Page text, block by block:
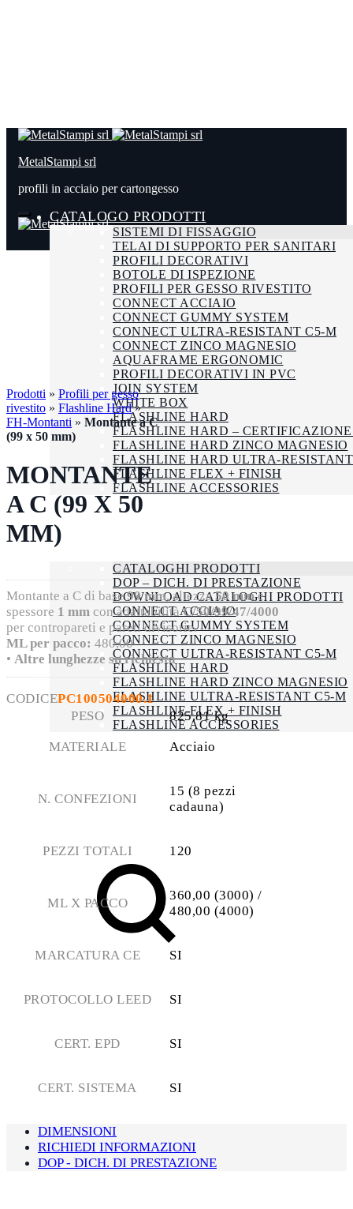
MetalStampi srl
profili in acciaio per cartongesso
CATALOGO PRODOTTI
SISTEMI DI FISSAGGIO
TELAI DI SUPPORTO PER SANITARI
PROFILI DECORATIVI
BOTOLE DI ISPEZIONE
PROFILI PER GESSO RIVESTITO
CONNECT ACCIAIO
CONNECT GUMMY SYSTEM
CONNECT ULTRA-RESISTANT C5-M
CONNECT ZINCO MAGNESIO
AQUAFRAME ERGONOMIC
PROFILI DECORATIVI IN PVC
JOIN SYSTEM
WHITE BOX
FLASHLINE HARD
FLASHLINE HARD –
FLASHLINE HARD ZINCO MAGNESIO
FLASHLINE HARD ULTRA-
FLASHLINE FLEX + FINISH
FLASHLINE ACCESSORIES
AZIENDA
SMALTIMENTO
CERTIFICAZIONI
CATALOGHI PRODOTTI
DOP – DICH. DI PRESTAZIONE
DOWNLOAD CATALOGHI PRODOTTI
CONNECT ACCIAIO
CONNECT GUMMY SYSTEM
CONNECT ZINCO MAGNESIO
CONNECT ULTRA-RESISTANT C5-M
FLASHLINE HARD
FLASHLINE HARD ZINCO MAGNESIO
FLASHLINE ULTRA-RESISTANT C5-M
FLASHLINE FLEX + FINISH
FLASHLINE ACCESSORIES
NEWS
ENG
Prodotti » Profili per gesso
rivestito » Flashline Hard»
FH-Montanti » Montante a C
(99 x 50 mm)
MONTANTE
A C (99 X 50
MM)
Montante a C di base99 mm, altezza50 mme
spessore 1 mm con adattabilitàC/50/99/47/4000
per contropareti e pareti divisorie.
ML per pacco: 480,00
• Altre lunghezze su richiesta
CODICEPC100504000.1
PESO
825,81 kg
MATERIALE Acciaio
N. CONFEZIONI
15 (8 pezzi
cadauna)
PEZZI TOTALI 120
ML X PACCO
360,00 (3000) /
480,00 (4000)
MARCATURA CE SI
PROTOCOLLO LEED SI
CERT. EPD SI
CERT. SISTEMA SI
DIMENSIONI
RICHIEDI INFORMAZIONI
DOP - DICH. DI PRESTAZIONE